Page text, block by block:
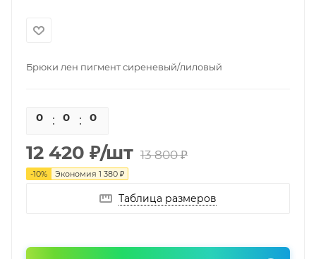
Брюки лен пигмент сиреневый/лиловый
0 0 0
12 420 ₽/шт 13 800₽
-10% Экономия 1 380 ₽
Таблица размеров